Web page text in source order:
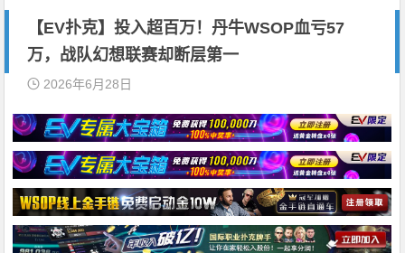
【EV扑克】投入超百万！丹牛WSOP血亏57
万，战队幻想联赛却断层第一
2026年6月28日